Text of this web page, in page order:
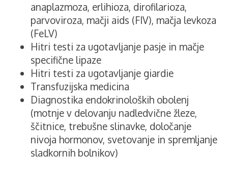
anaplazmoza, erlihioza, dirofilarioza,
parvoviroza, mačji aids (FIV), mačja levkoza
(FeLV)
Hitri testi za ugotavljanje pasje in mačje
specifične lipaze
Hitri testi za ugotavljanje giardie
Transfuzijska medicina
Diagnostika endokrinoloških obolenj
(motnje v delovanju nadledvične žleze,
ščitnice, trebušne slinavke, določanje
nivoja hormonov, svetovanje in spremljanje
sladkornih bolnikov)